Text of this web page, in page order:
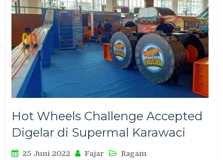
Hot Wheels Challenge Accepted
Digelar di Supermal Karawaci
25 Juni 2022 Fajar Ragam